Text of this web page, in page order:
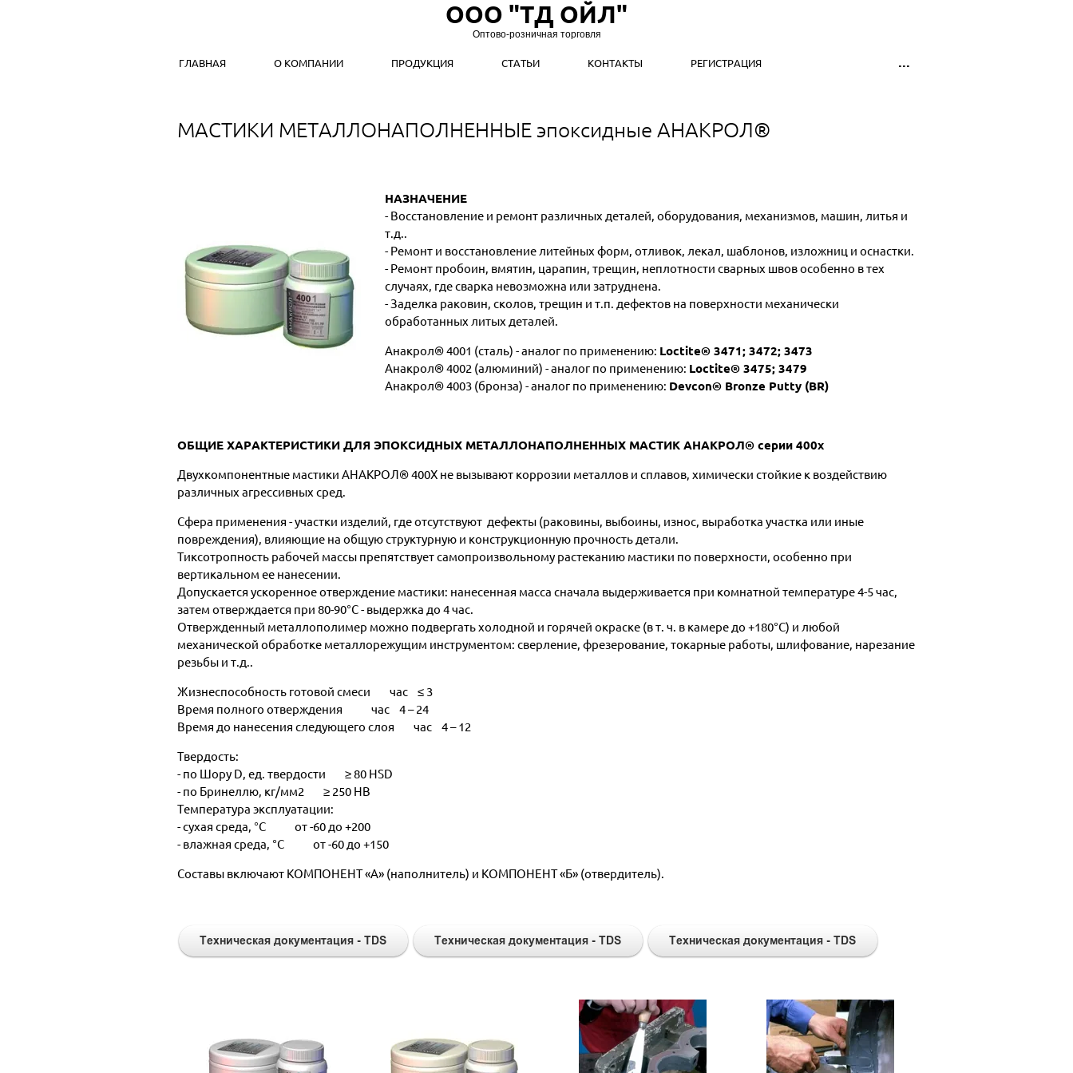
ООО "ТД ОЙЛ"
Оптово-розничная торговля
ГЛАВНАЯ О КОМПАНИИ ПРОДУКЦИЯ СТАТЬИ КОНТАКТЫ РЕГИСТРАЦИЯ ...
МАСТИКИ МЕТАЛЛОНАПОЛНЕННЫЕ эпоксидные АНАКРОЛ®
НАЗНАЧЕНИЕ
- Восстановление и ремонт различных деталей, оборудования, механизмов, машин, литья и
т.д..
- Ремонт и восстановление литейных форм, отливок, лекал, шаблонов, изложниц и оснастки.
- Ремонт пробоин, вмятин, царапин, трещин, неплотности сварных швов особенно в тех
случаях, где сварка невозможна или затруднена.
- Заделка раковин, сколов, трещин и т.п. дефектов на поверхности механически
обработанных литых деталей.
Анакрол® 4001 (сталь) - аналог по применению: Loctite® 3471; 3472; 3473
Анакрол® 4002 (алюминий) - аналог по применению: Loctite® 3475; 3479
Анакрол® 4003 (бронза) - аналог по применению: Devcon® Bronze Putty (BR)
ОБЩИЕ ХАРАКТЕРИСТИКИ ДЛЯ ЭПОКСИДНЫХ МЕТАЛЛОНАПОЛНЕННЫХ МАСТИК АНАКРОЛ® серии 400х
Двухкомпонентные мастики АНАКРОЛ® 400Х не вызывают коррозии металлов и сплавов, химически стойкие к воздействию
различных агрессивных сред.
Сфера применения - участки изделий, где отсутствуют дефекты (раковины, выбоины, износ, выработка участка или иные
повреждения), влияющие на общую структурную и конструкционную прочность детали.
Тиксотропность рабочей массы препятствует самопроизвольному растеканию мастики по поверхности, особенно при
вертикальном ее нанесении.
Допускается ускоренное отверждение мастики: нанесенная масса сначала выдерживается при комнатной температуре 4-5 час,
затем отверждается при 80-90°С - выдержка до 4 час.
Отвержденный металлополимер можно подвергать холодной и горячей окраске (в т. ч. в камере до +180°С) и любой
механической обработке металлорежущим инструментом: сверление, фрезерование, токарные работы, шлифование, нарезание
резьбы и т.д..
Жизнеспособность готовой смеси час ≤ 3
Время полного отверждения час 4 – 24
Время до нанесения следующего слоя час 4 – 12
Твердость:
- по Шору D, ед. твердости ≥ 80 HSD
- по Бринеллю, кг/мм2 ≥ 250 HB
Температура эксплуатации:
- сухая среда, °С от -60 до +200
- влажная среда, °С от -60 до +150
Составы включают КОМПОНЕНТ «А» (наполнитель) и КОМПОНЕНТ «Б» (отвердитель).